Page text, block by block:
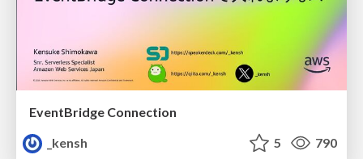
EventBridge Connection
_kensh
5 790